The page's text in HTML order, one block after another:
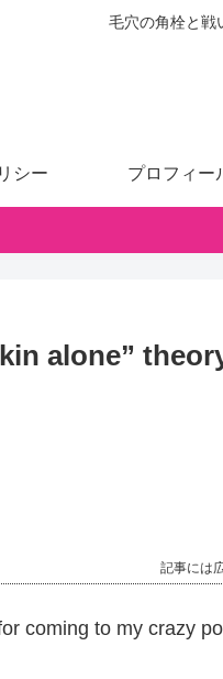
毛穴の角栓と戦
シー プロフィー
alone”
記事には
coming to my crazy